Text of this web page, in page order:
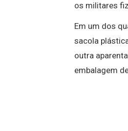
os militares
Em um dos
sacola
outra
embalagem